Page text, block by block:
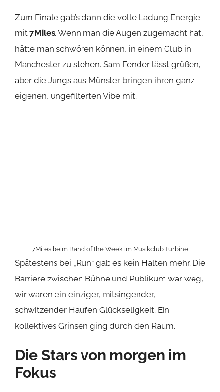
Zum Finale gab’s dann die volle Ladung Energie
mit 7Miles. Wenn man die Augen zugemacht hat,
hätte man schwören können, in einem Club in
Manchester zu stehen. Sam Fender lässt grüßen,
aber die Jungs aus Münster bringen ihren ganz
eigenen, ungefilterten Vibe mit.
Die Stars von morgen im
Fokus
zu drehen.„Band of the Week“ist nicht einfach
nur ein Gig, es ist eine Startrampe. Ein riesiges